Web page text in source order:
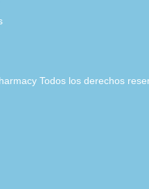
Todos los derechos